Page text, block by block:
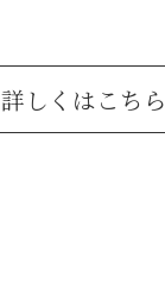
詳しくはこちら